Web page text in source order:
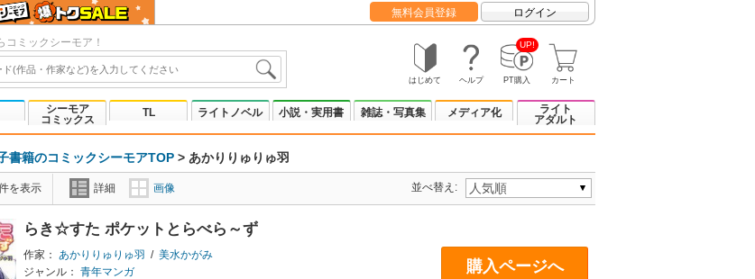
無料会員登録 ログイン
ミックシーモア！
はじめて ヘルプ
UP!
PT購入 カート
シーモア
コミックス
TL ライトノベル 小説・実用書 雑誌・写真集 メディア化
ライト
アダルト
書籍のコミックシーモアTOP > あかりりゅりゅ羽
を表示 詳細 画像 並べ替え:
らき☆すた ポケットとらべら～ず
作家： あかりりゅりゅ羽 / 美水かがみ
ジャンル： 青年マンガ
購入ページへ